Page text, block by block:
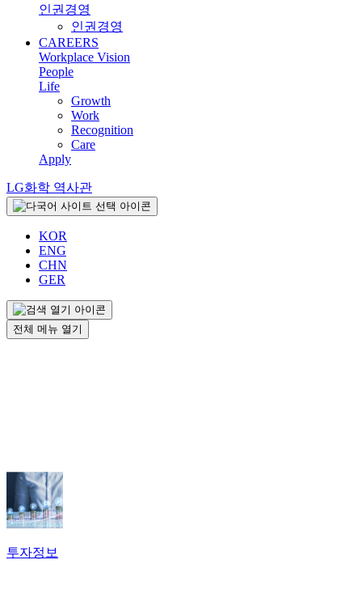
인권경영
인권경영
CAREERS
Workplace Vision
People
Life
Growth
Work
Recognition
Care
Apply
LG화학 역사관
KOR
ENG
CHN
GER
전체 메뉴 열기
투자정보